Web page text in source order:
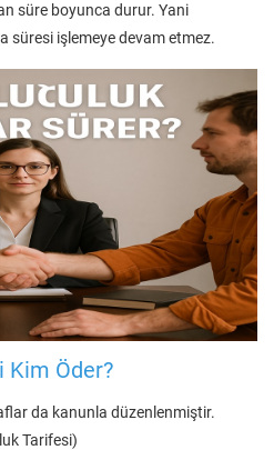
süre boyunca durur. Yani
süresi işlemeye devam etmez.
Kim Öder?
da kanunla düzenlenmiştir.
Tarifesi)